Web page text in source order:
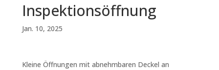
Inspektionsöffnung
Jan. 10, 2025
Kleine Öffnungen mit abnehmbaren Deckel an